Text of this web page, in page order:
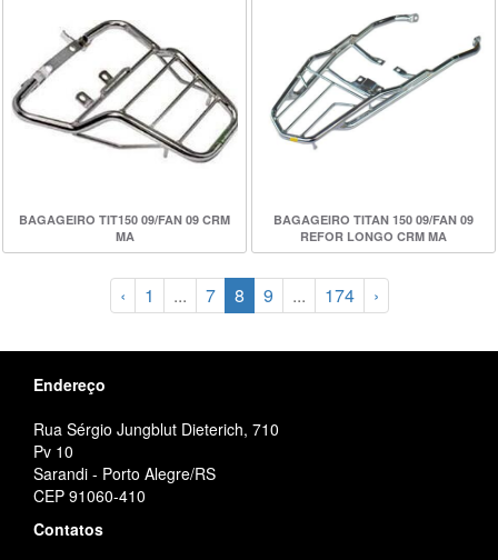
BAGAGEIRO TIT150 09/FAN 09 CRM
MA
BAGAGEIRO TITAN 150 09/FAN 09
REFOR LONGO CRM MA
‹ 1 ... 7 8 9 ... 174 ›
Endereço
Rua Sérgio Jungblut Dieterich, 710
Pv 10
Sarandi - Porto Alegre/RS
CEP 91060-410
Contatos